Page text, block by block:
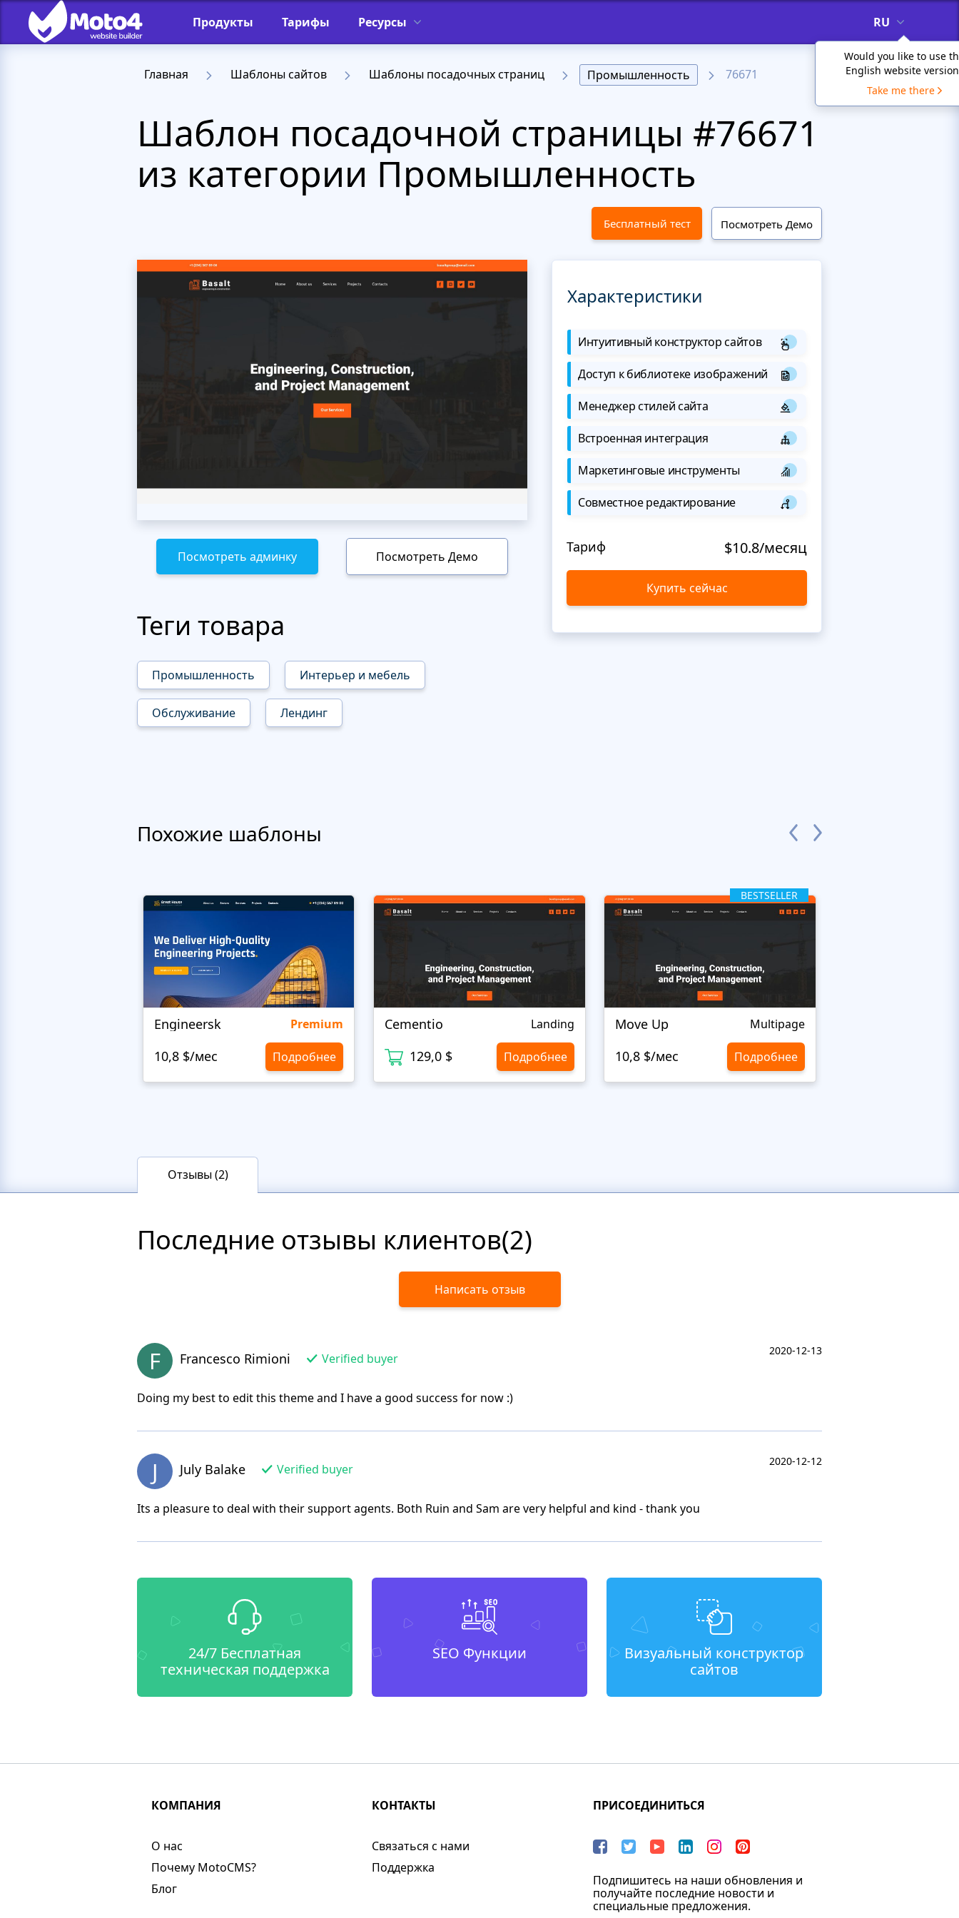
Продукты Тарифы Ресурсы RU
Would you like to use
English website
Take me there
Главная Шаблоны сайтов Шаблоны посадочных страниц Промышленность 76671
Шаблон посадочной страницы #76671
из категории Промышленность
Бесплатный тест Посмотреть Демо
Посмотреть админку Посмотреть Демо
Теги товара
Промышленность Интерьер и мебель
Обслуживание Лендинг
Характеристики
Интуитивный конструктор сайтов
Доступ к библиотеке изображений
Менеджер стилей сайта
Встроенная интеграция
Маркетинговые инструменты
Совместное редактирование
Тариф $10.8/месяц
Купить сейчас
Похожие шаблоны
Engineersk Premium
10,8 $/мес Подробнее
Cementio Landing
129,0 $ Подробнее
BESTSELLER
Move Up Multipage
10,8 $/мес Подробнее
Отзывы (2)
Последние отзывы клиентов(2)
Написать отзыв
F Francesco Rimioni Verified buyer
2020-12-13
Doing my best to edit this theme and I have a good success for now :)
J July Balake Verified buyer
2020-12-12
Its a pleasure to deal with their support agents. Both Ruin and Sam are very helpful and kind - thank you
24/7 Бесплатная
техническая поддержка
SEO Функции
Визуальный конструктор
сайтов
КОМПАНИЯ
О нас​
Почему MotoCMS?
Блог
КОНТАКТЫ
Связаться с нами
Поддержка
ПРИСОЕДИНИТЬСЯ
Подпишитесь на наши обновления и
получайте последние новости и
специальные предложения.